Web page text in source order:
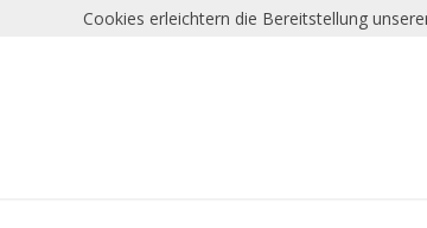
Cookies erleichtern die Bereitstellung